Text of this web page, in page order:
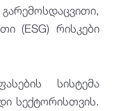
(ESG) რისკები
სისტემა
სექტორისთვის.